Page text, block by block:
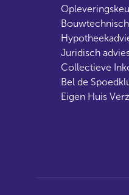
Juridisch
Collectieve
Bel de
Eigen Huis